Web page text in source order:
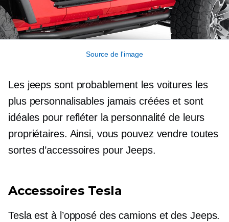
Source de l'image
Les jeeps sont probablement les voitures les
plus personnalisables jamais créées et sont
idéales pour refléter la personnalité de leurs
propriétaires. Ainsi, vous pouvez vendre toutes
sortes d’accessoires pour Jeeps.
Accessoires Tesla
Tesla est à l’opposé des camions et des Jeeps.